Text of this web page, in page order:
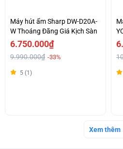
Máy hút ẩm Sharp DW-D20A-
W Thoáng Đãng Giá Kịch Sàn
6.750.000₫
9.990.000₫ -33%
5 (1)
Xem thêm